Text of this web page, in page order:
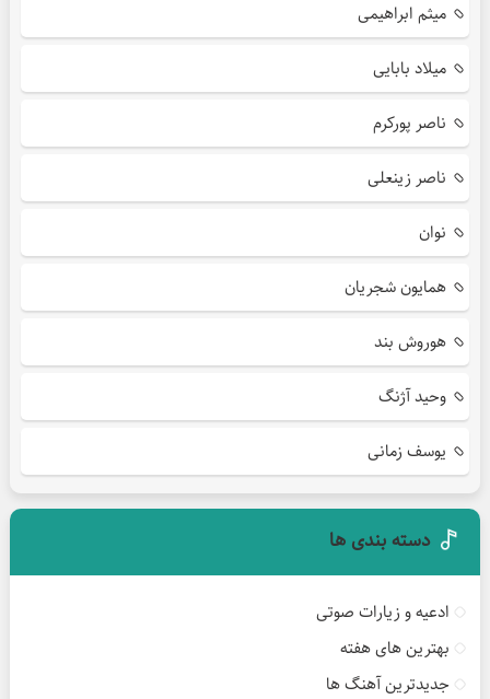
میثم ابراهیمی
میلاد بابایی
ناصر پورکرم
ناصر زینعلی
نوان
همایون شجریان
هوروش بند
وحید آژنگ
یوسف زمانی
دسته بندی ها
ادعیه و زیارات صوتی
بهترین های هفته
جدیدترین آهنگ ها